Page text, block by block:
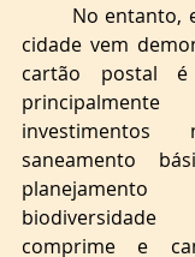
No entanto,
cidade vem
cartão postal é
saneamento
comprime e